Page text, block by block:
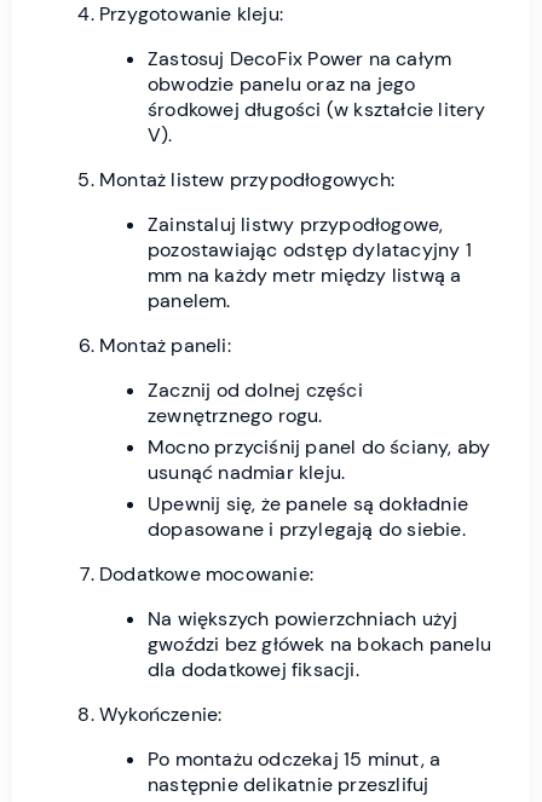
Przygotowanie kleju:
Zastosuj DecoFix Power na całym
obwodzie panelu oraz na jego
środkowej długości (w kształcie litery
V).
Montaż listew przypodłogowych:
Zainstaluj listwy przypodłogowe,
pozostawiając odstęp dylatacyjny 1
mm na każdy metr między listwą a
panelem.
Montaż paneli:
Zacznij od dolnej części
zewnętrznego rogu.
Mocno przyciśnij panel do ściany, aby
usunąć nadmiar kleju.
Upewnij się, że panele są dokładnie
dopasowane i przylegają do siebie.
Dodatkowe mocowanie:
Na większych powierzchniach użyj
gwoździ bez główek na bokach panelu
dla dodatkowej fiksacji.
Wykończenie:
Po montażu odczekaj 15 minut, a
następnie delikatnie przeszlifuj